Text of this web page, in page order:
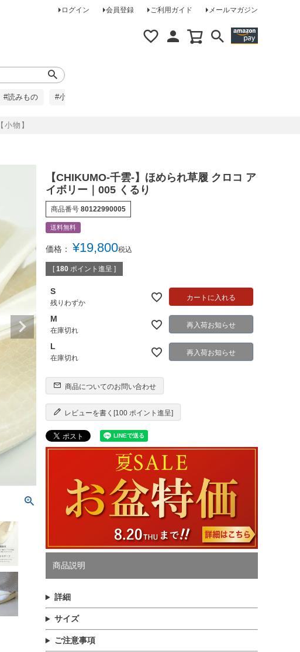
ログイン 会員登録 ご利用ガイド メールマガジン
【小物】
#読みもの #小柄な方に
【CHIKUMO-千雲-】ほめられ草履 クロコ ア
イボリー｜005 くるり
商品番号 80122990005
送料無料
価格： ¥19,800税込
[ 180 ポイント進呈 ]
S
残りわずか
カートに入れる
M
在庫切れ
再入荷お知らせ
L
在庫切れ
再入荷お知らせ
商品についてのお問い合わせ
レビューを書く[100 ポイント進呈]
商品説明
詳細
サイズ
ご注意事項